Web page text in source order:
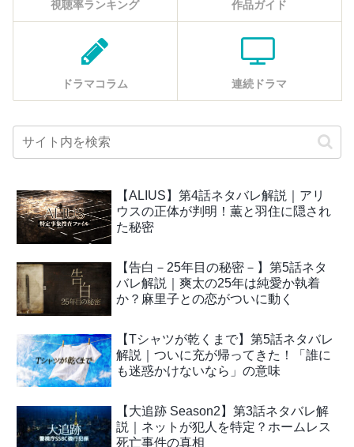
視聴率ランキング 作品ガイド
ドラマコラム 連続ドラマ
【ALIUS】第4話ネタバレ解説｜アリ
ウスの正体が判明！薫と羽住に隠され
た秘密
【告白－25年目の秘密－】第5話ネタ
バレ解説｜爽太の25年は純愛か執着
か？麻里子との恋がついに動く
【Tシャツが乾くまで】第5話ネタバレ
解説｜ついに充が帰ってきた！「誰に
も迷惑かけないなら」の意味
【大追跡 Season2】第3話ネタバレ解
説｜ネットが犯人を特定？ホームレス
死亡事件の真相